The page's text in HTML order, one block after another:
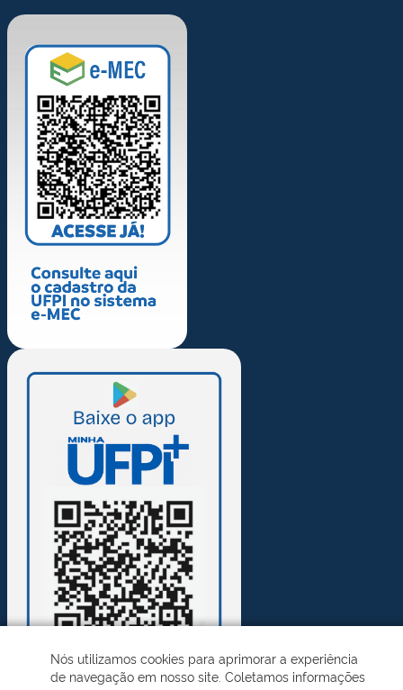
Nós utilizamos cookies para aprimorar a experiência
de navegação em nosso site. Coletamos informações